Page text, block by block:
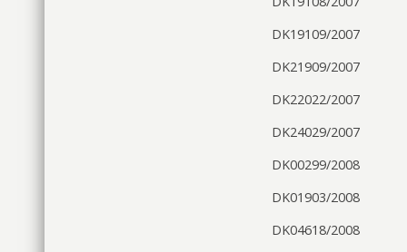
DK19109/2007
DK21909/2007
DK22022/2007
DK24029/2007
DK00299/2008
DK01903/2008
DK04618/2008